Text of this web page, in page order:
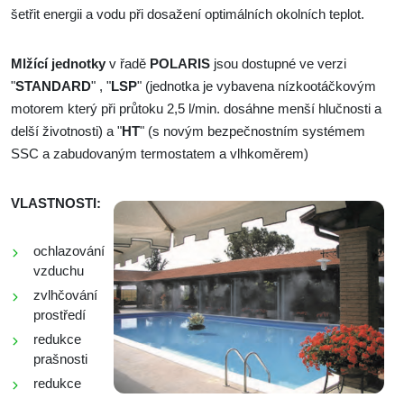
šetřit energii a vodu při dosažení optimálních okolních teplot.
Mlžící jednotky v řadě POLARIS jsou dostupné ve verzi
"STANDARD" , "LSP" (jednotka je vybavena nízkootáčkovým
motorem který při průtoku 2,5 l/min. dosáhne menší hlučnosti a
delší životnosti) a "HT" (s novým bezpečnostním systémem
SSC a zabudovaným termostatem a vlhkoměrem)
VLASTNOSTI:
ochlazování
vzduchu
zvlhčování
prostředí
redukce
prašnosti
redukce